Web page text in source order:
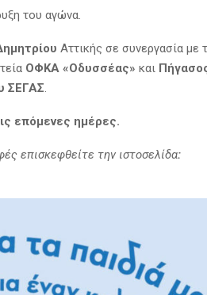
του αγώνα.
Αττικής σε συνεργασία με
ΟΦΚΑ «Οδυσσέας» και
ΣΕΓΑΣ
επόμενες ημέρες.
επισκεφθείτε την ιστοσελίδα: